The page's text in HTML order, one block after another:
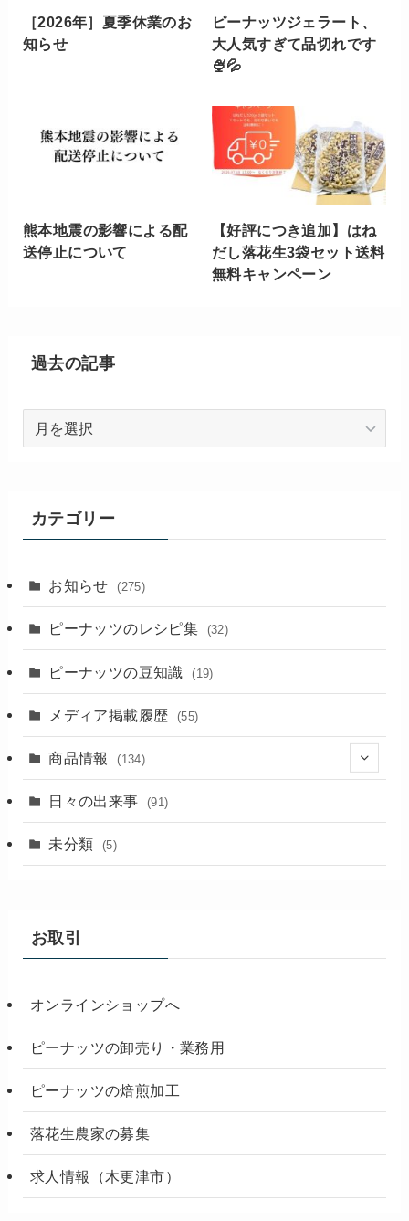
［2026年］夏季休業のお
知らせ
ピーナッツジェラート、
大人気すぎて品切れです
🍨💦
熊本地震の影響による配
送停止について
【好評につき追加】はね
だし落花生3袋セット送料
無料キャンペーン
過去の記事
カテゴリー
お知らせ (275)
ピーナッツのレシピ集 (32)
ピーナッツの豆知識 (19)
メディア掲載履歴 (55)
商品情報 (134)
(18)
日々の出来事 (91)
未分類 (5)
お取引
オンラインショップへ
ピーナッツの卸売り・業務用
ピーナッツの焙煎加工
落花生農家の募集
求人情報（木更津市）